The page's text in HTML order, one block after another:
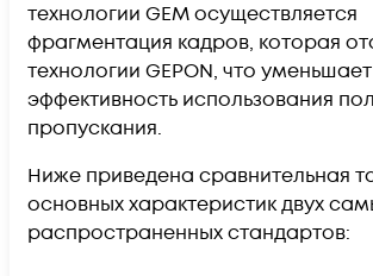
технологии GEM осуществляется
фрагментация кадров, которая
технологии GEPON, что уменьшает
эффективность использования
пропускания.
Ниже приведена сравнительная
основных характеристик двух
распространенных стандартов: